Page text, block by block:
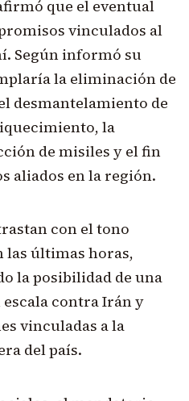
que el eventual
vinculados al
Según informó su
la eliminación de
desmantelamiento de
la
de misiles y el fin
aliados en la región.
con el tono
últimas horas,
la posibilidad de una
contra Irán y
vinculadas a la
del país.